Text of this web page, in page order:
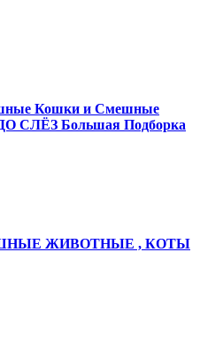
Кошки и Смешные
СЛЁЗ Большая Подборка
ЖИВОТНЫЕ , КОТЫ